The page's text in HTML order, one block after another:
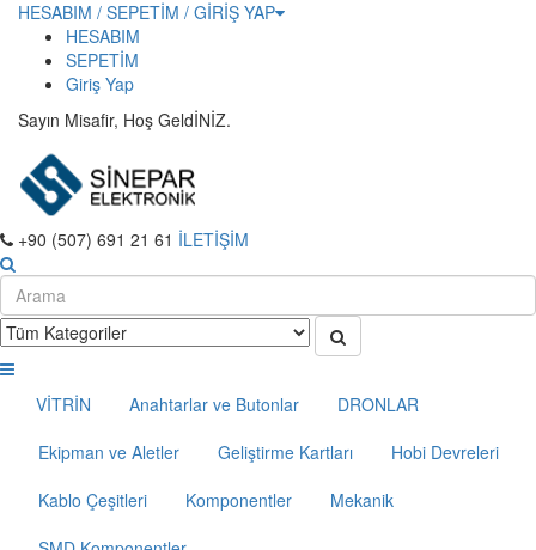
HESABIM / SEPETİM / GİRİŞ YAP
HESABIM
SEPETİM
Giriş Yap
Sayın Misafir, Hoş GeldİNİZ.
+90 (507) 691 21 61 İLETİŞİM
VİTRİN Anahtarlar ve Butonlar
DRONLAR
Ekipman ve Aletler
Geliştirme Kartları
Hobi Devreleri
Kablo Çeşitleri
Komponentler
Mekanik